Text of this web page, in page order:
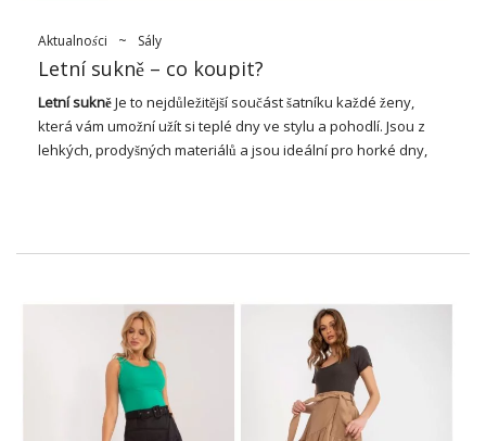
Aktualności ~ Sály
Letní sukně – co koupit?
Letní sukněJe to nejdůležitější součást šatníku každé ženy,
která vám umožní užít si teplé dny ve stylu a pohodlí. Jsou z
lehkých, prodyšných materiálů a jsou ideální pro horké dny,
nosit, abyste vždy vypadali módní a cítili se pohodlně.
Vylepšete svůj vzhled módními
sukněmi
dámské sukně
jsou všestranným kusem oblečení, které